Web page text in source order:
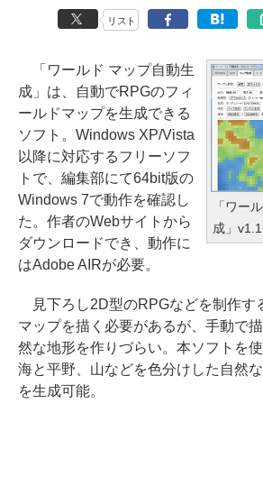
リスト
「ワー
成」
「ワールド マップ自動生
成」は、自動でRPGのフィ
ールドマップを生成できる
ソフト。Windows XP/Vista
以降に対応するフリーソフ
トで、編集部にて64bit版の
Windows 7で動作を確認し
た。作者のWebサイトから
ダウンロードでき、動作に
はAdobe AIRが必要。
見下ろし2D型のRPGなどを制作す
マップを描く必要があるが、手動で
然な地形を作りづらい。本ソフトを
海と平野、山などを色分けした自然
を生成可能。